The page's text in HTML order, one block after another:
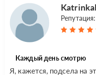
Репутация:
Каждый день смотрю
Я, кажется, подсела на